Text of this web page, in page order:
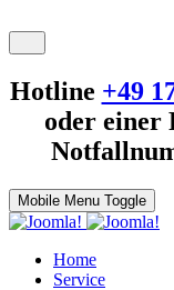
Hotline ‭+49
oder einer
Mobile Menu Toggle
Home
Service